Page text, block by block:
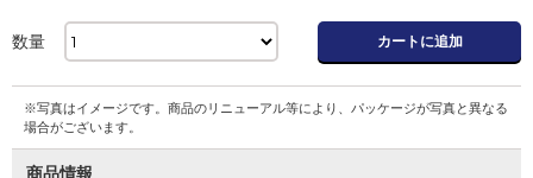
数量 カートに追加
※写真はイメージです。商品のリニューアル等により、パッケージが写真と異なる
場合がございます。
商品情報